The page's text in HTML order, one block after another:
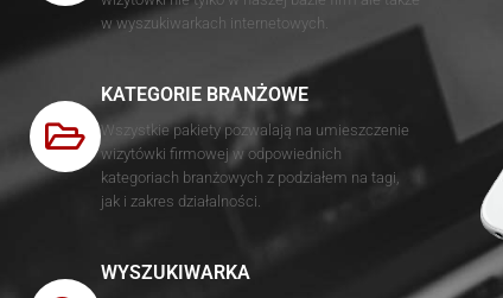
w wyszukiwarkach internetowych.
KATEGORIE BRANŻOWE
Wszystkie pakiety pozwalają na umieszczenie
wizytówki firmowej w odpowiednich
kategoriach branżowych z podziałem na tagi,
jak i zakres działalności.
WYSZUKIWARKA